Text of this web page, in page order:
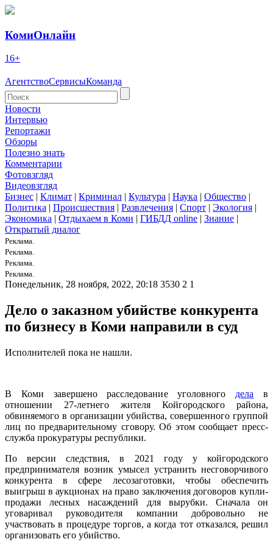
КомиОнлайн
16+
АгентствоСервисыКоманда
Новости
Интервью
Репортажи
Обзоры
Полезно знать
Комментарии
Фотовзгляд
Видеовзгляд
Бизнес | Климат | Криминал | Культура | Наука | Общество |
Политика | Происшествия | Развлечения | Спорт | Экология |
Экономика | Отдыхаем в Коми | ГИБДД online | Знание |
Открытый диалог
Реклама.
Реклама.
Реклама.
Реклама.
Понедельник, 28 ноября, 2022, 20:18 3530 2 1
Дело о заказном убийстве конкурента
по бизнесу в Коми направили в суд
Исполнителей пока не нашли.
В Коми завершено расследование уголовного дела в
отношении 27-летнего жителя Койгородского района,
обвиняемого в организации убийства, совершенного группой
лиц по предварительному сговору. Об этом сообщает пресс-
служба прокуратуры республики.
По версии следствия, в 2021 году у койгородского
предпринимателя возник умысел устранить несговорчивого
конкурента в сфере лесозаготовки, чтобы обеспечить
выигрыш в аукционах на право заключения договоров купли-
продажи лесных насаждений для вырубки. Сначала он
уговаривал руководителя компании добровольно не
участвовать в процедуре торгов, а когда тот отказался, решил
организовать его убийство.